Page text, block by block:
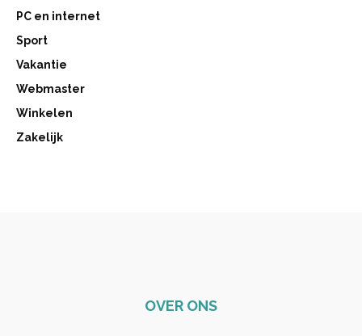
PC en internet
Sport
Vakantie
Webmaster
Winkelen
Zakelijk
OVER ONS